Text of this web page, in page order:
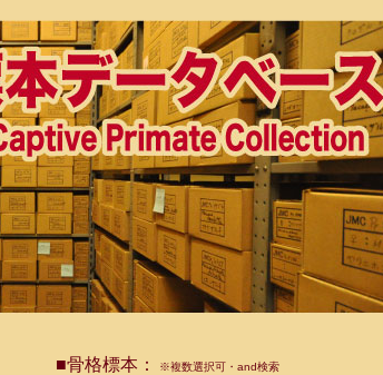
■骨格標本： ※複数選択可・and検索